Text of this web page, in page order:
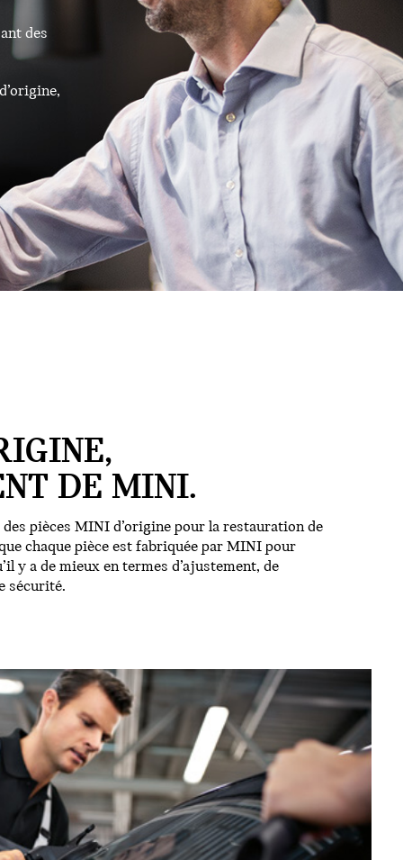
des
DE MINI.
pièces MINI d’origine pour la restauration de
chaque pièce est fabriquée par MINI pour
y a de mieux en termes d’ajustement, de
sécurité.